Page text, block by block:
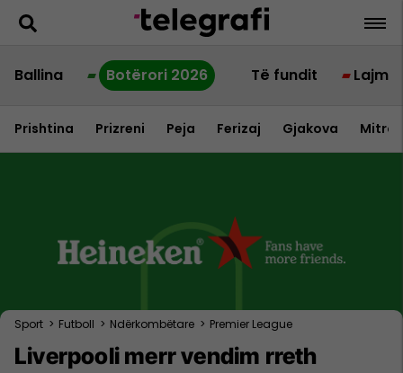
Ballina Botërori 2026 Të fundit Lajme
Prishtina Prizreni Peja Ferizaj Gjakova
Sport > Futboll > Ndërkombëtare > Premier League
Liverpooli merr vendim rreth